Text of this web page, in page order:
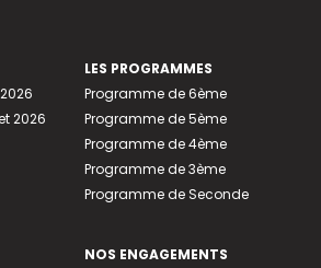
2026
LES PROGRAMMES
Programme de 6ème
Programme de 5ème
Programme de 4ème
Programme de 3ème
Programme de Seconde
NOS ENGAGEMENTS